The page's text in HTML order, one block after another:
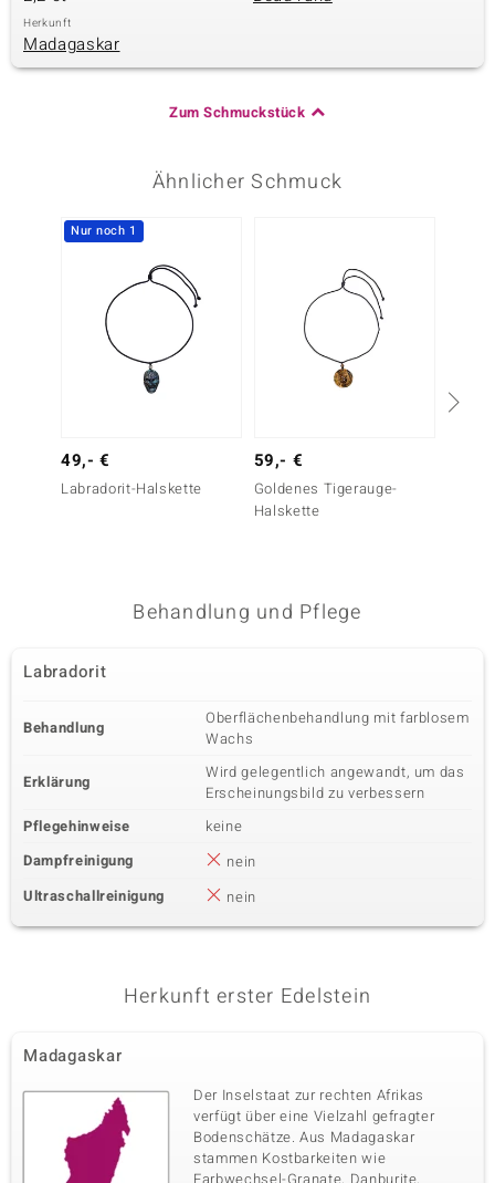
Herkunft
Madagaskar
Zum Schmuckstück
Ähnlicher Schmuck
Nur noch 1
49,- €
Labradorit-Halskette
59,- €
Goldenes Tigerauge-
Halskette
Behandlung und Pflege
Labradorit
Behandlung
Oberflächenbehandlung mit farblosem
Wachs
Erklärung
Wird gelegentlich angewandt, um das
Erscheinungsbild zu verbessern
Pflegehinweise
keine
Dampfreinigung
nein
Ultraschallreinigung
nein
Herkunft erster Edelstein
Madagaskar
Der Inselstaat zur rechten Afrikas
verfügt über eine Vielzahl gefragter
Bodenschätze. Aus Madagaskar
stammen Kostbarkeiten wie